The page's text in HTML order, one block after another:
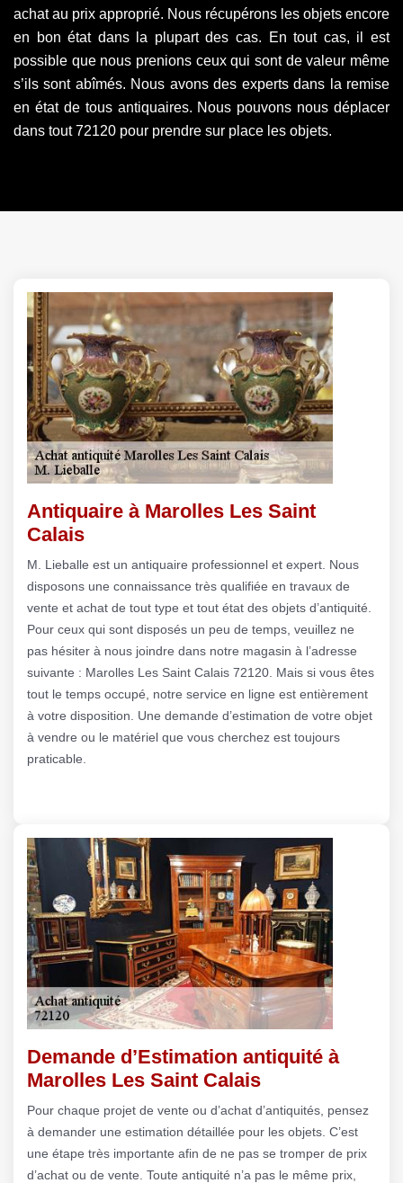
achat au prix approprié. Nous récupérons les objets encore
en bon état dans la plupart des cas. En tout cas, il est
possible que nous prenions ceux qui sont de valeur même
s’ils sont abîmés. Nous avons des experts dans la remise
en état de tous antiquaires. Nous pouvons nous déplacer
dans tout 72120 pour prendre sur place les objets.
Antiquaire à Marolles Les Saint
Calais
M. Lieballe est un antiquaire professionnel et expert. Nous
disposons une connaissance très qualifiée en travaux de
vente et achat de tout type et tout état des objets d’antiquité.
Pour ceux qui sont disposés un peu de temps, veuillez ne
pas hésiter à nous joindre dans notre magasin à l’adresse
suivante : Marolles Les Saint Calais 72120. Mais si vous êtes
tout le temps occupé, notre service en ligne est entièrement
à votre disposition. Une demande d’estimation de votre objet
à vendre ou le matériel que vous cherchez est toujours
praticable.
Demande d’Estimation antiquité à
Marolles Les Saint Calais
Pour chaque projet de vente ou d’achat d’antiquités, pensez
à demander une estimation détaillée pour les objets. C’est
une étape très importante afin de ne pas se tromper de prix
d’achat ou de vente. Toute antiquité n’a pas le même prix,